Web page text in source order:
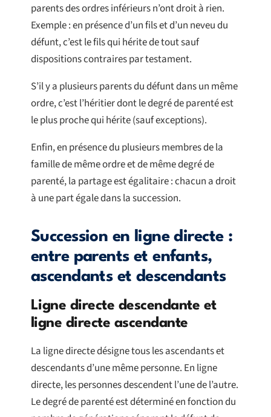
parents des ordres inférieurs n’ont droit à rien.
Exemple : en présence d’un fils et d’un neveu du
défunt, c’est le fils qui hérite de tout sauf
dispositions contraires par testament.
S’il y a plusieurs parents du défunt dans un même
ordre, c’est l’héritier dont le degré de parenté est
le plus proche qui hérite (sauf exceptions).
Enfin, en présence du plusieurs membres de la
famille de même ordre et de même degré de
parenté, la partage est égalitaire : chacun a droit
à une part égale dans la succession.
Succession en ligne directe :
entre parents et enfants,
ascendants et descendants
Ligne directe descendante et
ligne directe ascendante
La ligne directe désigne tous les ascendants et
descendants d’une même personne. En ligne
directe, les personnes descendent l’une de l’autre.
Le degré de parenté est déterminé en fonction du